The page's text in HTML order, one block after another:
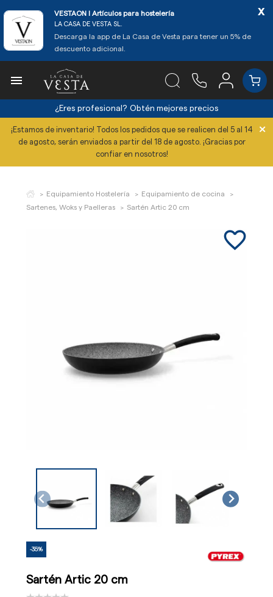
VESTAON l Artículos para hostelería
LA CASA DE VESTA SL.
Descarga la app de La Casa de Vesta para tener un 5% de
descuento adicional.
x

¿Eres profesional? Obtén mejores precios
¡Estamos de inventario! Todos los pedidos que se realicen del 5 al 14
de agosto, serán enviados a partir del 18 de agosto. ¡Gracias por
confiar en nosotros!
×
Equipamiento Hostelería
Equipamiento de cocina
Sartenes, Woks y Paelleras
Sartén Artic 20 cm
favorite_border
-35%
Sartén Artic 20 cm